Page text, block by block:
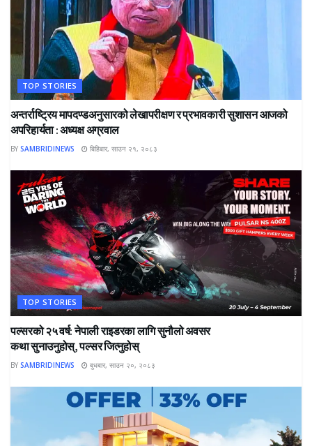
TOP STORIES
अन्तर्राष्ट्रिय मापदण्डअनुसारको लेखापरीक्षण र प्रभावकारी सुशासन आजको
अपरिहार्यता : अध्यक्ष अग्रवाल
BY SAMBRIDINEWS बिहिबार, साउन २१, २०८३
TOP STORIES
पल्सरको २५ वर्ष: नेपाली राइडरका लागि सुनौलो अवसर
कथा सुनाउनुहोस्, पल्सर जित्नुहोस्
BY SAMBRIDINEWS बुधबार, साउन २०, २०८३